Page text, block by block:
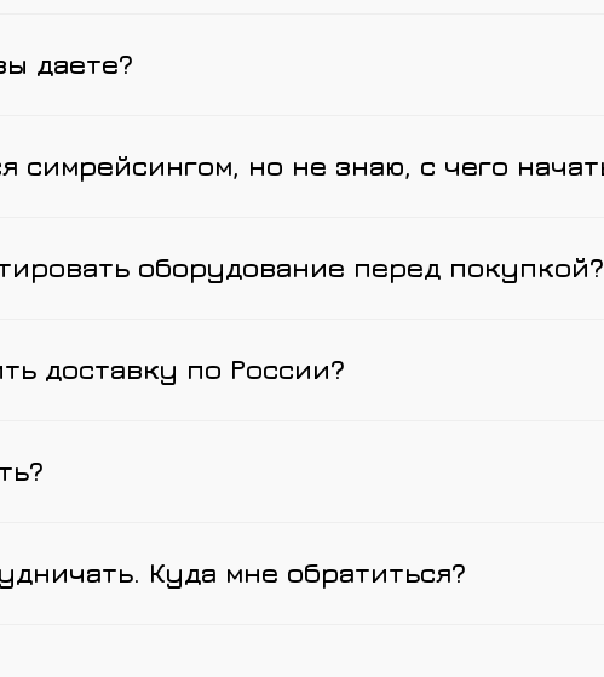
даете?
симрейсингом, но не знаю, с чего
оборудование перед покупкой?
доставку по России?
Куда мне обратиться?